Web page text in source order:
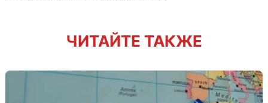
ЧИТАЙТЕ ТАКЖЕ